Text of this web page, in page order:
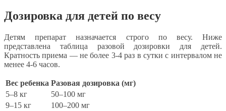
Дозировка для детей по весу
Детям препарат назначается строго по весу. Ниже
представлена таблица разовой дозировки для детей.
Кратность приема — не более 3-4 раз в сутки с интервалом не
менее 4-6 часов.
Вес ребенка Разовая дозировка (мг)
5–8 кг
50–100 мг
9–15 кг
100–200 мг